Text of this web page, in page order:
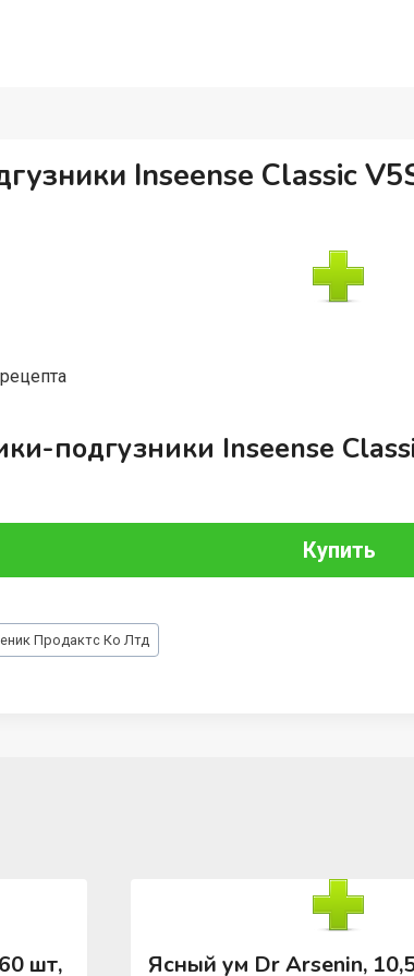
Inseense Classic
подгузники Inseense
Купить
Продактс Ко Лтд
шт, Ясный ум Dr Arsenin,